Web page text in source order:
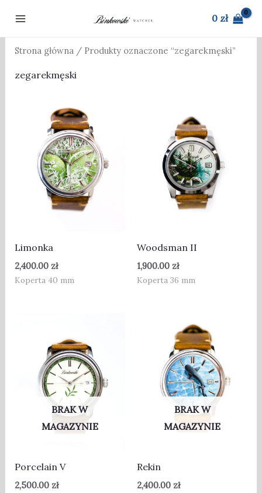
0 zł
Strona główna / Produkty oznaczone “zegarekmęski”
zegarekmęski
Limonka
2,400.00 zł
Koperta 40 mm
Woodsman II
1,900.00 zł
Koperta 36 mm
BRAK W
MAGAZYNIE
Porcelain V
2,500.00 zł
BRAK W
MAGAZYNIE
Rekin
2,400.00 zł